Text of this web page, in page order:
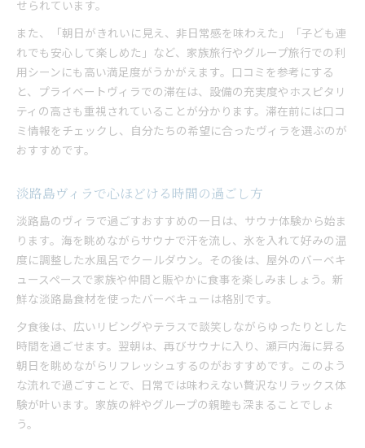
せられています。
また、「朝日がきれいに見え、非日常感を味わえた」「子ども連
れでも安心して楽しめた」など、家族旅行やグループ旅行での利
用シーンにも高い満足度がうかがえます。口コミを参考にする
と、プライベートヴィラでの滞在は、設備の充実度やホスピタリ
ティの高さも重視されていることが分かります。滞在前には口コ
ミ情報をチェックし、自分たちの希望に合ったヴィラを選ぶのが
おすすめです。
淡路島ヴィラで心ほどける時間の過ごし方
淡路島のヴィラで過ごすおすすめの一日は、サウナ体験から始ま
ります。海を眺めながらサウナで汗を流し、氷を入れて好みの温
度に調整した水風呂でクールダウン。その後は、屋外のバーベキ
ュースペースで家族や仲間と賑やかに食事を楽しみましょう。新
鮮な淡路島食材を使ったバーベキューは格別です。
夕食後は、広いリビングやテラスで談笑しながらゆったりとした
時間を過ごせます。翌朝は、再びサウナに入り、瀬戸内海に昇る
朝日を眺めながらリフレッシュするのがおすすめです。このよう
な流れで過ごすことで、日常では味わえない贅沢なリラックス体
験が叶います。家族の絆やグループの親睦も深まることでしょ
う。